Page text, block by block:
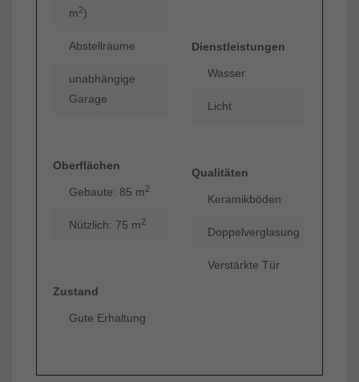
m2)
Abstellräume
unabhängige
Garage
Oberflächen
Gebaute: 85 m2
Nützlich: 75 m2
Zustand
Gute Erhaltung
Dienstleistungen
Wasser
Licht
Qualitäten
Keramikböden
Doppelverglasung
Verstärkte Tür